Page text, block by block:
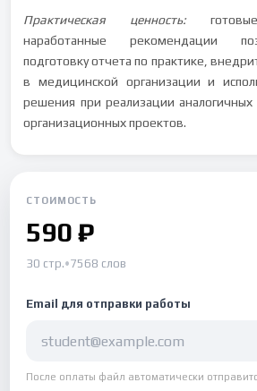
Практическая ценность:
наработанные рекомендации
подготовку отчета по практике,
в медицинской организации и
решения при реализации аналогичных
организационных проектов.
СТОИМОСТЬ
590 ₽
30 стр.•7568 слов
Email для отправки работы
После оплаты файл автоматически